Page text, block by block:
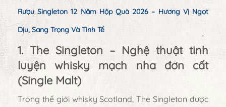
Rượu Singleton 12 Năm Hộp Quà 2026 – Hương Vị Ngọt
Dịu, Sang Trọng Và Tinh Tế
1. The Singleton – Nghệ thuật tinh
luyện whisky mạch nha đơn cất
(Single Malt)
Trong thế giới whisky Scotland,The Singleton được